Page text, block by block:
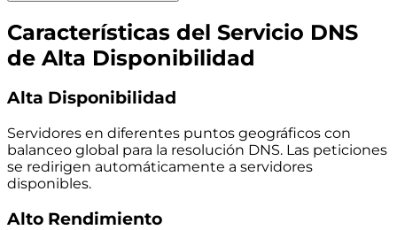
Características del Servicio DNS
de Alta Disponibilidad
Alta Disponibilidad
Servidores en diferentes puntos geográficos con
balanceo global para la resolución DNS. Las peticiones
se redirigen automáticamente a servidores
disponibles.
Alto Rendimiento